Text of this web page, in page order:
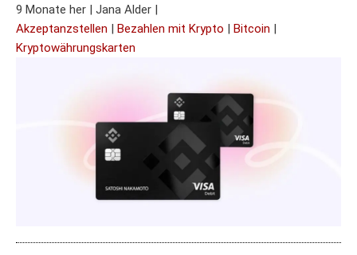
9 Monate her | Jana Alder |
Akzeptanzstellen | Bezahlen mit Krypto | Bitcoin |
Kryptowährungskarten